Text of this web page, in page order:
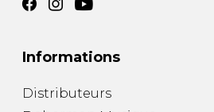
Informations
Distributeurs